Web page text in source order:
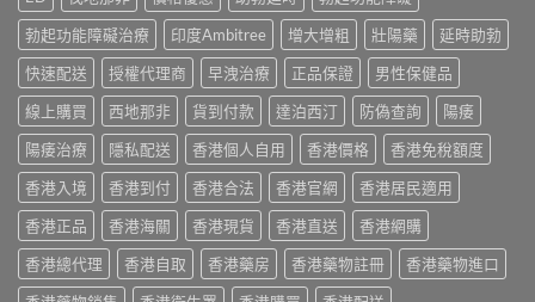
全
服
用
指
南〉
中
貨
購
買
指
南〉
中
家
真
實
服
用
心
得
與
購
買
建
議〉
中
最
有
效？
2026
香
港
用
家
必
讀
用
法
用
量
完
勃起功能障礙治療
印度Ambitree 增大增粗 壯陽藥
延時助勃
快速配送
授權代理商 早洩治療 正品保證
男性保健品
線上購買
西地那非 貨到付款 達泊西汀 防偽查詢
陽痿
陽痿治療
隱私配送 香港個人自用 香港價格
香港免稅額度
香港入境
香港到付 香港合法 香港官網
香港居民適用
香港正品
香港海關 香港現貨 香港直送
香港網購
香港總代理
香港自取 香港藥房 香港藥物註冊
香港藥物進口